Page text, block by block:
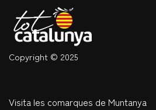
Copyright © 2025
Visita les comarques de Muntanya